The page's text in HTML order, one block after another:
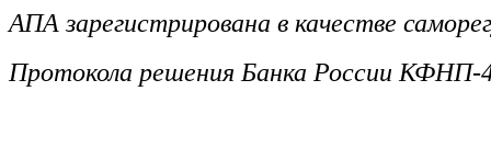
АПА зарегистрирована в качестве
Протокола решения Банка России КФНП-